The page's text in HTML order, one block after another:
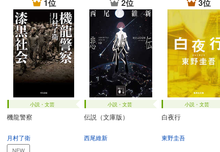
1位
小説・文芸
機龍警察
月村了衛
NEW
2位
小説・文芸
伝説（文庫版）
西尾維新
3位
小説・文芸
白夜行
東野圭吾